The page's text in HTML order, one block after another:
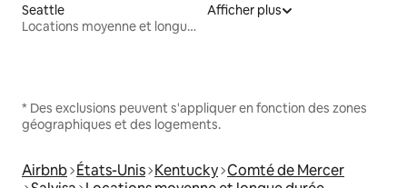
Seattle
Locations moyenne et longue durée
Afficher plus
* Des exclusions peuvent s'appliquer en fonction des zones
géographiques et des logements.
Airbnb États-Unis Kentucky Comté de Mercer